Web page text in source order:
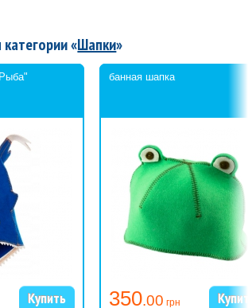
«Шапки»
банная шапка
350.00 грн